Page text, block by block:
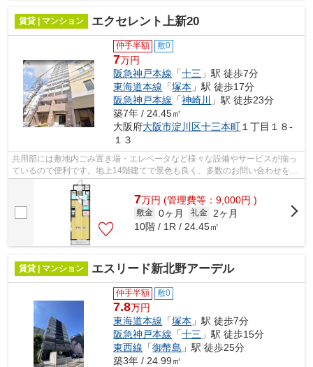
賃貸 | マンション エクセレント上新20
仲手半額 敷0
7万円
阪急神戸本線 「十三 」駅 徒歩7分
東海道本線 「塚本 」駅 徒歩17分
阪急神戸本線 「神崎川
」駅 徒歩23分
築7年 / 24.45㎡
大阪府大阪市淀川区十三本町 １丁目１８-
１３
共用部には敷地内ごみ置き場・エレベータなど様々な設備やサービスが揃っ
ているので便利です。地上14階建てで景色も良く、多数のお問い合わせをい
ただいております。通風良好で陽の当...
7万円 (管理費等：9,000円 )
敷金 0ヶ月 礼金
2ヶ月
10階 / 1R / 24.45㎡
賃貸 | マンション エスリード新北野アーデル
仲手半額 敷0
7.8万円
東海道本線 「塚本 」駅 徒歩7分
阪急神戸本線 「十三 」駅 徒歩15分
東西線 「御幣島 」駅 徒歩25分
築3年 / 24.99㎡